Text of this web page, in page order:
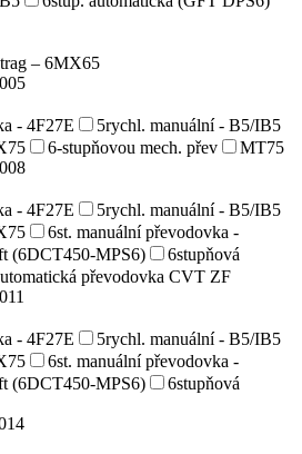
– 6MX65
- 4F27E
5rychl. manuální - B5/IB5
6-stupňovou mech. přev
MT75
- 4F27E
5rychl. manuální - B5/IB5
6st. manuální převodovka -
(6DCT450-MPS6)
6stupňová
převodovka CVT ZF
- 4F27E
5rychl. manuální - B5/IB5
6st. manuální převodovka -
(6DCT450-MPS6)
6stupňová